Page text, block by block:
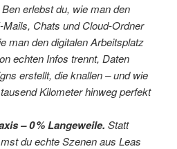
erlebst du, wie man den
Chats und Cloud‑Ordner
man den digitalen Arbeitsplatz
echten Infos trennt, Daten
erstellt, die knallen – und wie
Kilometer hinweg perfekt
– 0 % Langeweile. Statt
du echte Szenen aus Leas